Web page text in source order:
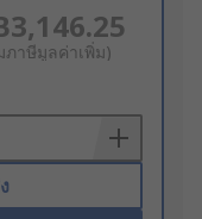
ภาษีมูลค่าเพิ่ม)